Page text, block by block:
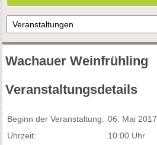
Wachauer Weinfrühling
Veranstaltungsdetails
Beginn der Veranstaltung: 06. Mai 2017
Uhrzeit:
10:00 Uhr